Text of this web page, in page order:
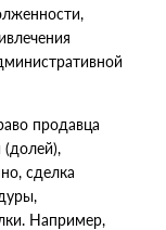
продавца
(долей),
сделка
Например,